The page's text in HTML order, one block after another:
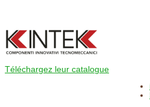
Téléchargez leur catalogue